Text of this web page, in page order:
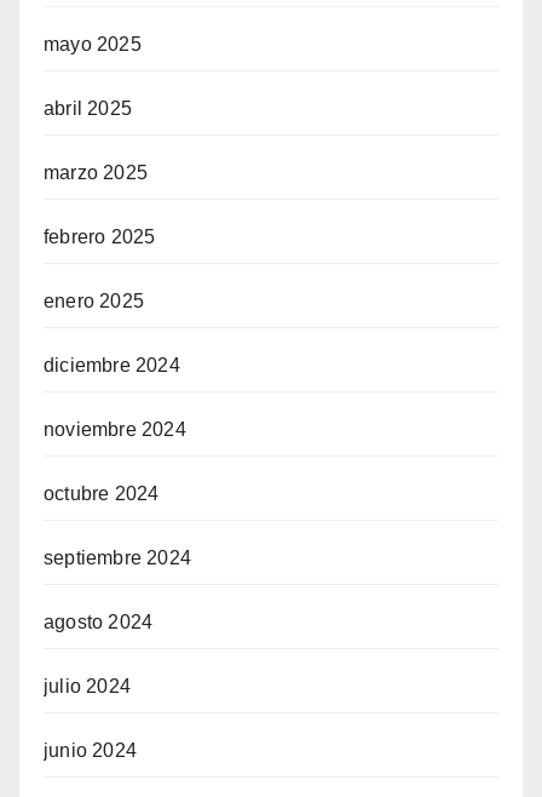
mayo 2025
abril 2025
marzo 2025
febrero 2025
enero 2025
diciembre 2024
noviembre 2024
octubre 2024
septiembre 2024
agosto 2024
julio 2024
junio 2024